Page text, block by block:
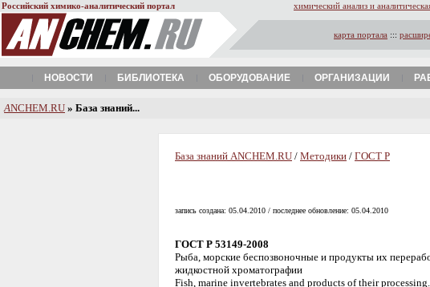
Российский химико-аналитический портал химический анализ и
карта портала :::
НОВОСТИ БИБЛИОТЕКА ОБОРУДОВАНИЕ ОРГАНИЗАЦИИ
ANCHEM.RU » База знаний...
База знаний ANCHEM.RU / Методики / ГОСТ Р
запись создана: 05.04.2010 / последнее обновление: 05.04.2010
ГОСТ Р 53149-2008
Рыба, морские беспозвоночные и продукты их
жидкостной хроматографии
Fish, marine invertebrates and products of their